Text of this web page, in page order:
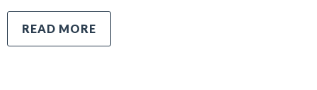
READ MORE